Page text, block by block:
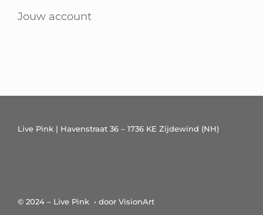
Jouw account
Live Pink | Havenstraat 36 – 1736 KE Zijdewind (NH)
© 2024 – Live Pink • door VisionArt